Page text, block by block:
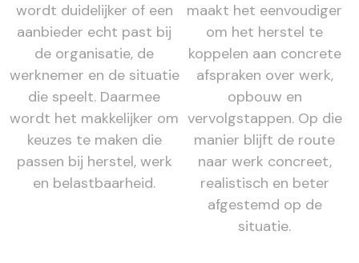
wordt duidelijker of een
aanbieder echt past bij
de organisatie, de
werknemer en de situatie
die speelt. Daarmee
wordt het makkelijker om
keuzes te maken die
passen bij herstel, werk
en belastbaarheid.
maakt het eenvoudiger
om het herstel te
koppelen aan concrete
afspraken over werk,
opbouw en
vervolgstappen. Op die
manier blijft de route
naar werk concreet,
realistisch en beter
afgestemd op de
situatie.